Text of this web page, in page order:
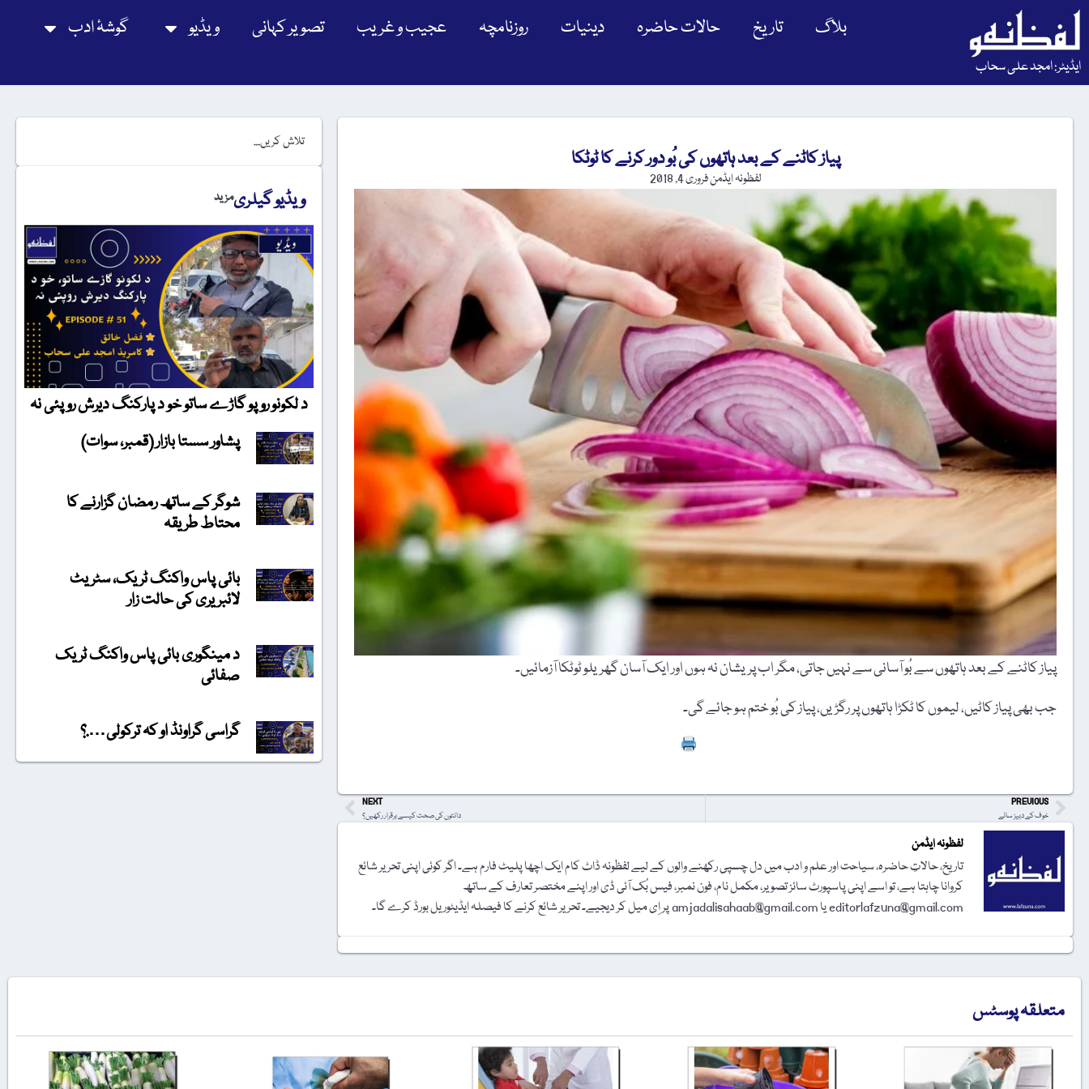
ایڈیٹر: امجد علی سحاب
بلاگ تاریخ حالات حاضرہ دینیات روزنامچہ عجیب و غریب تصویر کہانی ویڈیو گوشۂ ادب
پیاز کاٹنے کے بعد ہاتھوں کی بُو دور کرنے کا ٹوٹکا
لفظونہ ایڈمنفروری 4, 2018
پیاز کاٹنے کے بعد ہاتھوں سے بُو آسانی سے نہیں جاتی، مگر اب پریشان نہ ہوں اور ایک آسان گھریلو ٹوٹکا آزمائیں۔
جب بھی پیاز کاٹیں، لیموں کا ٹکڑا ہاتھوں پر رگڑیں، پیاز کی بُو ختم ہو جائے گی۔
PREVIOUS
خوف کے دبیز سائے
NEXT
دانتوں کی صحت کیسے برقرار رکھیں؟
لفظونہ ایڈمن
تاریخ، حالاتِ حاضرہ، سیاحت اور علم و ادب میں دل چسپی رکھنے والوں کے لیے لفظونہ ڈاٹ کام ایک اچھا پلیٹ فارم ہے۔ اگر کوئی اپنی تحریر شائع
کروانا چاہتا ہے، تو اسے اپنی پاسپورٹ سائز تصویر، مکمل نام، فون نمبر، فیس بُک آئی ڈی اور اپنے مختصر تعارف کے ساتھ
editorlafzuna@gmail.com یا amjadalisahaab@gmail.com پر اِی میل کر دیجیے۔ تحریر شائع کرنے کا فیصلہ ایڈیٹوریل بورڈ کرے گا۔
ویڈیو گیلریمزید
د لکونو روپو گاڑے ساتو خو د پارکنگ دیرش روپئی نہ
پشاور سستا بازار (قمبر، سوات)
شوگر کے ساتھ رمضان گزارنے کا
محتاط طریقہ
بائی پاس واکنگ ٹریک، سٹریٹ
لائبریری کی حالت زار
د مینگوری بائی پاس واکنگ ٹریک
صفائی
گراسی گراونڈ او کہ ترکولی….؟
متعلقہ پوسٹس